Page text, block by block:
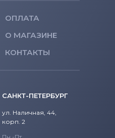
ОПЛАТА
О МАГАЗИНЕ
КОНТАКТЫ
САНКТ-ПЕТЕРБУРГ
ул. Наличная, 44,
корп. 2